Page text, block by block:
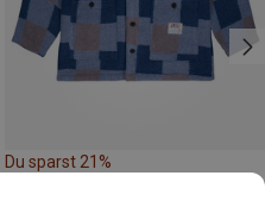
Du sparst 21%